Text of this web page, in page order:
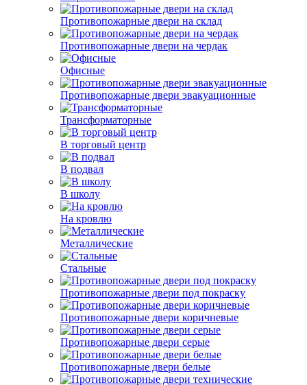
Противопожарные двери на склад
Противопожарные двери на чердак
Офисные
Противопожарные двери эвакуационные
Трансформаторные
В торговый центр
В подвал
В школу
На кровлю
Металлические
Стальные
Противопожарные двери под покраску
Противопожарные двери коричневые
Противопожарные двери серые
Противопожарные двери белые